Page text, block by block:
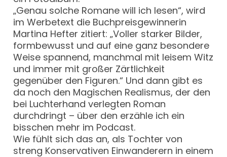
„Genau solche Romane will ich lesen“, wird
im Werbetext die Buchpreisgewinnerin
Martina Hefter zitiert: „Voller starker Bilder,
formbewusst und auf eine ganz besondere
Weise spannend, manchmal mit leisem Witz
und immer mit großer Zärtlichkeit
gegenüber den Figuren.“ Und dann gibt es
da noch den Magischen Realismus, der den
bei Luchterhand verlegten Roman
durchdringt – über den erzähle ich ein
bisschen mehr im Podcast.
Wie fühlt sich das an, als Tochter von
streng Konservativen Einwanderern in einem